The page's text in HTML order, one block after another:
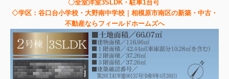
〇全室洋室3SLDK・駐車1台可
◇学区：谷口台小学校・大野南中学校｜相模原市南区の新築・中古・
不動産ならフィールドホームズへ